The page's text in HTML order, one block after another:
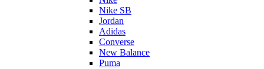
Nike SB
Jordan
Adidas
Converse
New Balance
Puma